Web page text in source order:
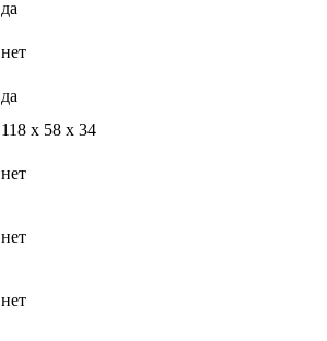
да
нет
да
118 x 58 x 34
нет
нет
нет